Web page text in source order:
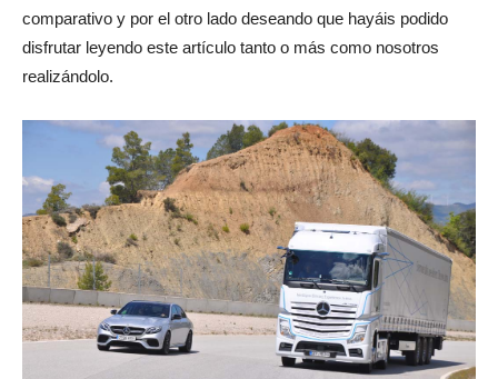
comparativo y por el otro lado deseando que hayáis podido
disfrutar leyendo este artículo tanto o más como nosotros
realizándolo.